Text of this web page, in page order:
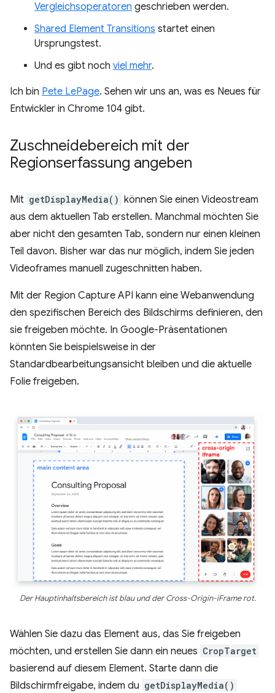
Vergleichsoperatoren geschrieben werden.
Shared Element Transitions startet einen
Ursprungstest.
Und es gibt noch viel mehr.
Ich bin Pete LePage. Sehen wir uns an, was es Neues für
Entwickler in Chrome 104 gibt.
Zuschneidebereich mit der
Regionserfassung angeben
Mit getDisplayMedia() können Sie einen Videostream
aus dem aktuellen Tab erstellen. Manchmal möchten Sie
aber nicht den gesamten Tab, sondern nur einen kleinen
Teil davon. Bisher war das nur möglich, indem Sie jeden
Videoframes manuell zugeschnitten haben.
Mit der Region Capture API kann eine Webanwendung
den spezifischen Bereich des Bildschirms definieren, den
sie freigeben möchte. In Google-Präsentationen
könnten Sie beispielsweise in der
Standardbearbeitungsansicht bleiben und die aktuelle
Folie freigeben.
Der Hauptinhaltsbereich ist blau und der Cross-Origin-iFrame rot.
Wählen Sie dazu das Element aus, das Sie freigeben
möchten, und erstellen Sie dann ein neues CropTarget
basierend auf diesem Element. Starte dann die
Bildschirmfreigabe, indem du getDisplayMedia()